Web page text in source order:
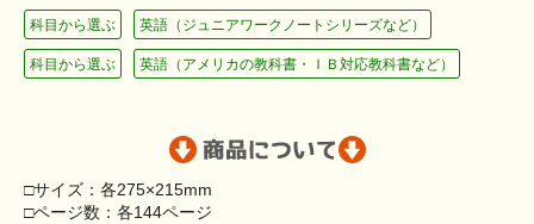
科目から選ぶ 英語（ジュニアワークノートシリーズなど）
科目から選ぶ 英語（アメリカの教科書・ＩＢ対応教科書など）
□サイズ：各275×215mm
□ページ数：各144ページ